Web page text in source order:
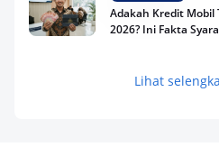
Adakah Kredit Mobil
2026? Ini Fakta
Keuangan
Lihat